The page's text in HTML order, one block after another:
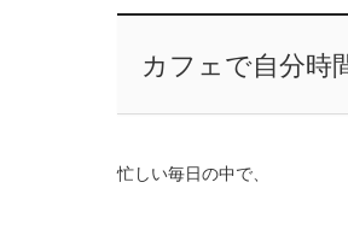
カフェで自分時
忙しい毎日の中で、